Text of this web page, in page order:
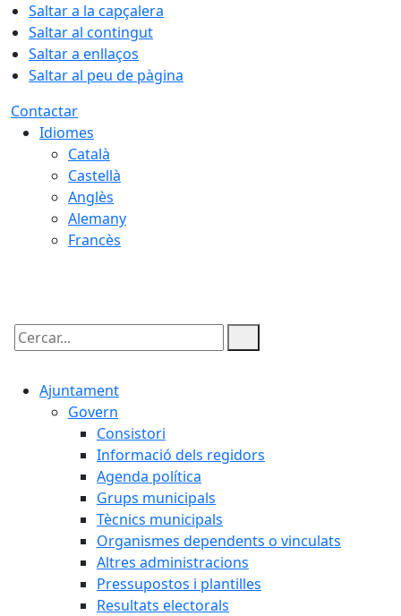
Saltar a la capçalera
Saltar al contingut
Saltar a enllaços
Saltar al peu de pàgina
Contactar
Idiomes
Català
Castellà
Anglès
Alemany
Francès
Cercar:
Ajuntament
Govern
Consistori
Informació dels regidors
Agenda política
Grups municipals
Tècnics municipals
Organismes dependents o vinculats
Altres administracions
Pressupostos i plantilles
Resultats electorals